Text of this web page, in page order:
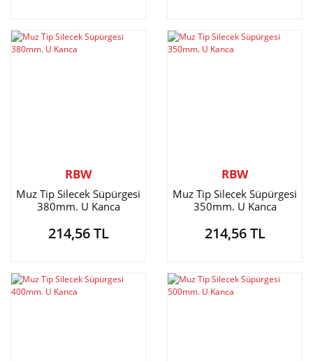
RBW
Muz Tip Silecek Süpürgesi
380mm. U Kanca
214,56 TL
RBW
Muz Tip Silecek Süpürgesi
350mm. U Kanca
214,56 TL